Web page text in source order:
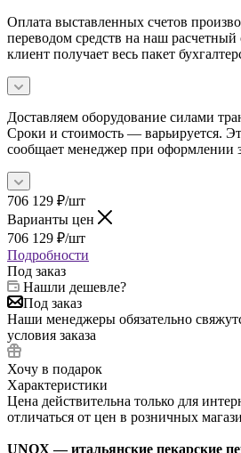
Оплата выставленных счетов
переводом средств на наш расчетный
клиент получает весь пакет
Доставляем оборудование силами
Сроки и стоимость — варьируется.
сообщает менеджер при оформлении
706 129 ₽/шт
Варианты цен
706 129 ₽/шт
Подробности
Под заказ
Нашли дешевле?
Под заказ
Наши менеджеры обязательно
условия заказа
Хочу в подарок
Характеристики
Цена действительна только для
отличаться от цен в розничных
UNOX — итальянские пекарские